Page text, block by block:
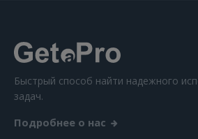
Быстрый способ найти надежного
задач.
Подробнее о нас